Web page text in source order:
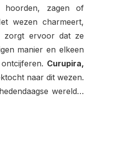
zagen of
wezen charmeert,
zorgt ervoor dat ze
manier en elkeen
Curupira,
naar dit wezen.
wereld…